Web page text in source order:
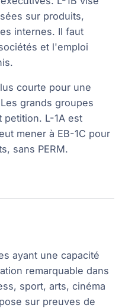
sur produits,
internes. Il faut
et l'emploi
courte pour une
grands groupes
L-1A est
mener à EB-1C pour
sans PERM.
ayant une capacité
remarquable dans
sport, arts, cinéma
sur preuves de